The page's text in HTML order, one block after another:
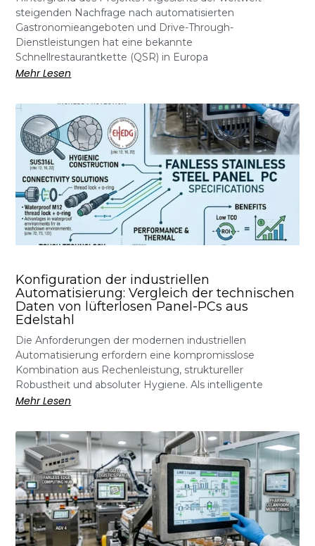
steigenden Nachfrage nach automatisierten
Gastronomieangeboten und Drive-Through-
Dienstleistungen hat eine bekannte
Schnellrestaurantkette (QSR) in Europa
Mehr Lesen
Konfiguration der industriellen
Automatisierung: Vergleich der technischen
Daten von lüfterlosen Panel-PCs aus
Edelstahl
Die Anforderungen der modernen industriellen
Automatisierung erfordern eine kompromisslose
Kombination aus Rechenleistung, struktureller
Robustheit und absoluter Hygiene. Als intelligente
Mehr Lesen